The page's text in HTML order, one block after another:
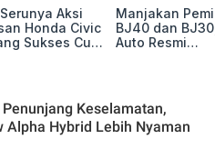
Aksi
Honda Civic
Sukses Curi
Manjakan
BJ40 dan
Auto Resmi
Keselamatan,
Alpha Hybrid Lebih Nyaman